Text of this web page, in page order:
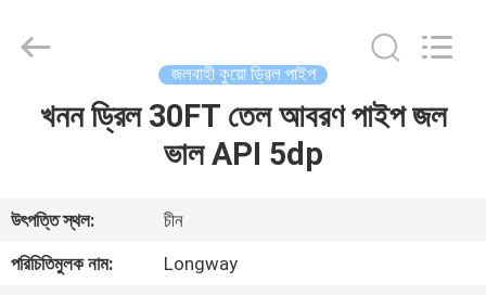
বাড়ি
ভিডিও
জলবাহী কুয়ো ড্রিল পাইপ
খনন ড্রিল 30FT তেল আবরণ পাইপ জল
ভাল API 5dp
উৎপত্তি স্থল:
চীন
পরিচিতিমুলক নাম:
Longway